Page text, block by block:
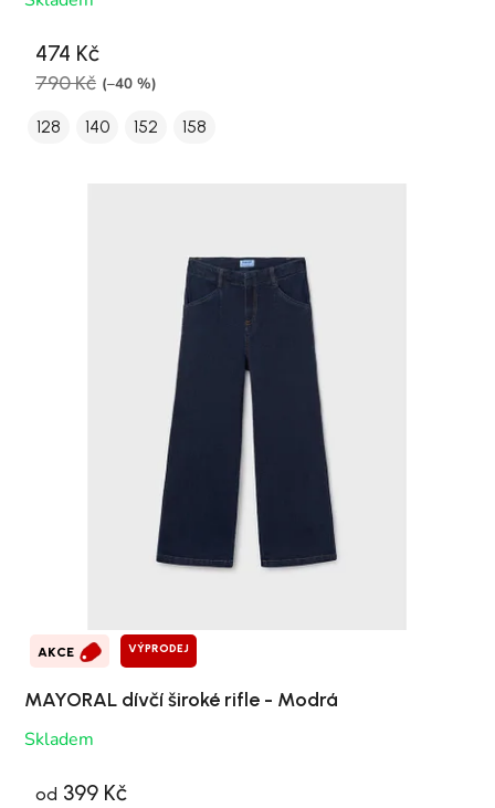
474 Kč
790 Kč (–40 %)
128 140 152 158
AKCE VÝPRODEJ
MAYORAL dívčí široké rifle - Modrá
Skladem
od 399 Kč